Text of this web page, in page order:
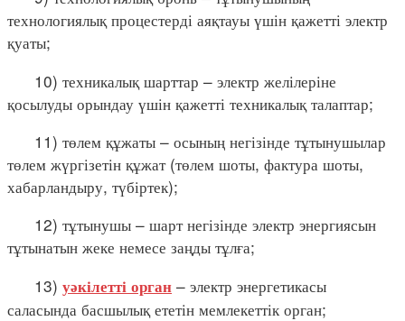
технологиялық процестерді аяқтауы үшін қажетті электр
қуаты;
10) техникалық шарттар – электр желілеріне
қосылуды орындау үшін қажетті техникалық талаптар;
11) төлем құжаты – осының негізінде тұтынушылар
төлем жүргізетін құжат (төлем шоты, фактура шоты,
хабарландыру, түбіртек);
12) тұтынушы – шарт негізінде электр энергиясын
тұтынатын жеке немесе заңды тұлға;
13) уәкілетті орган – электр энергетикасы
саласында басшылық ететін мемлекеттік орган;